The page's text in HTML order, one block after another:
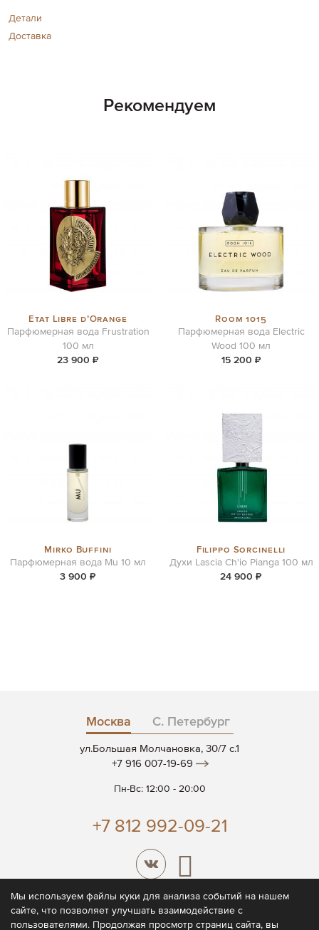
Детали
Доставка
Рекомендуем
Etat Libre d’Orange
Парфюмерная вода Frustration
100 мл
23 900 ₽
Room 1015
Парфюмерная вода Electric
Wood 100 мл
15 200 ₽
Mirko Buffini
Парфюмерная вода Mu 10 мл
3 900 ₽
Filippo Sorcinelli
Духи Lascia Ch'io Pianga 100 мл
24 900 ₽
Москва С. Петербург
ул.Большая Молчановка, 30/7 c.1
+7 916 007-19-69
Пн-Вс: 12:00 - 20:00
+7 812 992-09-21
Мы используем файлы куки для анализа событий на нашем
сайте, что позволяет улучшать взаимодействие с
пользователями. Продолжая просмотр страниц сайта, вы